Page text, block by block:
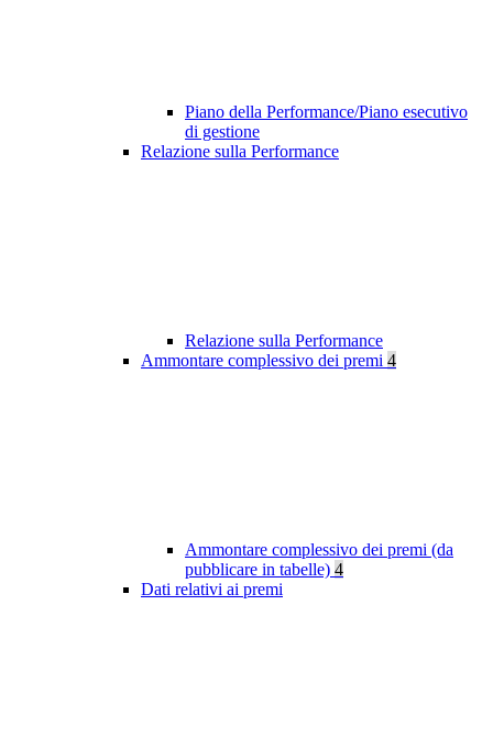
Piano della Performance/Piano esecutivo
di gestione
Relazione sulla Performance
Relazione sulla Performance
Ammontare complessivo dei premi 4
Ammontare complessivo dei premi (da
pubblicare in tabelle) 4
Dati relativi ai premi